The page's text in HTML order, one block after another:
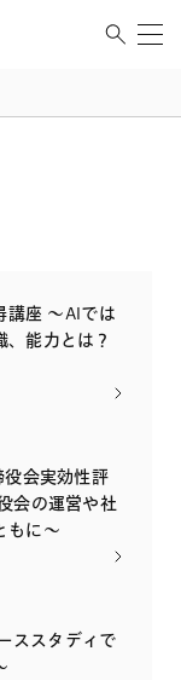
講座 ～AIでは
能力とは？
会実効性評
会の運営や社
もに〜
ススタディで